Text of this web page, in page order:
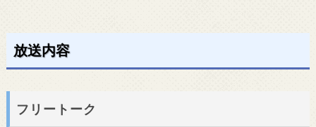
放送内容
フリートーク